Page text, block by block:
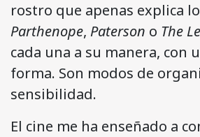
rostro que apenas explica
Parthenope, Paterson o The
cada una a su manera, con
forma. Son modos de
sensibilidad.
El cine me ha enseñado a